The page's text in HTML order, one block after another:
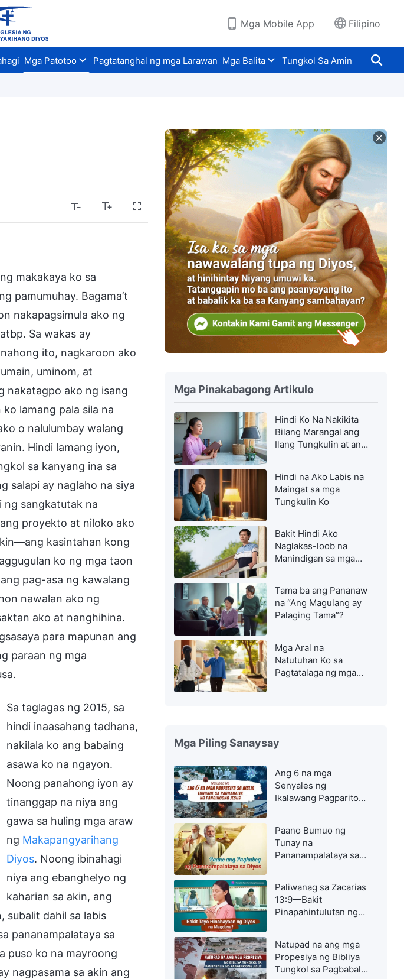
Mga Mobile App Filipino
Mga Patotoo Pagtatanghal ng mga Larawan Mga Balita Tungkol Sa Amin
makakaya ko sa
pamumuhay. Bagama’t
nakapagsimula ako ng
Sa wakas ay
ito, nagkaroon ako
uminom, at
nakatagpo ako ng isang
lamang pala sila na
o nalulumbay walang
Hindi lamang iyon,
sa kanyang ina sa
salapi ay naglaho na siya
ng sangkatutak na
proyekto at niloko ako
kasintahan kong
ko ng mga taon
pag-asa ng kawalang
nawalan ako ng
ako at nanghihina.
para mapunan ang
paraan ng mga
Sa taglagas ng 2015, sa
hindi inaasahang tadhana,
nakilala ko ang babaing
asawa ko na ngayon.
Noong panahong iyon ay
tinanggap na niya ang
gawa sa huling mga araw
ng Makapangyarihang
Diyos. Noong ibinahagi
niya ang ebanghelyo ng
kaharian sa akin, ang
subalit dahil sa labis
pananampalataya sa
puso ko na mayroong
nagpasama sa akin ang
Mga Pinakabagong Artikulo
Hindi Ko Na Nakikita
Bilang Marangal ang
Ilang Tungkulin at ang
Hindi na Ako Labis na
Maingat sa mga
Tungkulin Ko
Bakit Hindi Ako
Naglakas-loob na
Manindigan sa mga
Tama ba ang Pananaw
na “Ang Magulang ay
Palaging Tama”?
Mga Aral na
Natutuhan Ko sa
Pagtatalaga ng mga
Mga Piling Sanaysay
Ang 6 na mga
Senyales ng
Ikalawang Pagparito
sa Pagsalubong sa
Panginoon
Paano Bumuo ng
Tunay na
Pananampalataya sa
Paliwanag sa Zacarias
13:9—Bakit
Pinapahintulutan ng
Natupad na ang mga
Propesiya ng Bibliya
Tungkol sa Pagbabalik